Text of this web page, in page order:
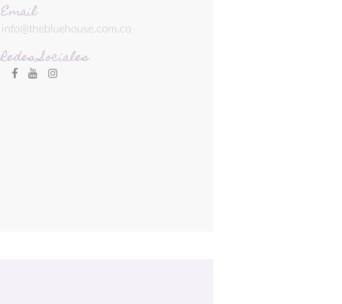
Email
info@thebluehouse.com.co
Redes Sociales